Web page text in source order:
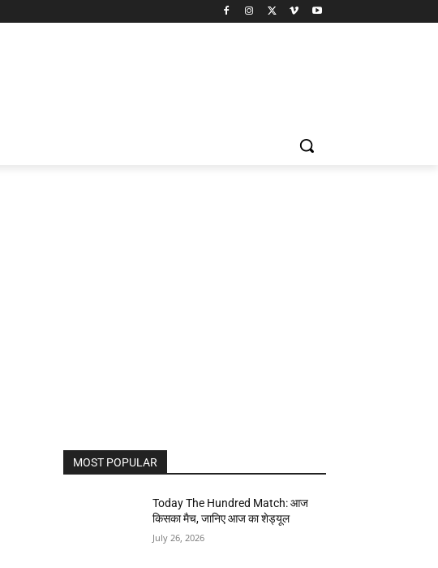
MOST POPULAR
Today The Hundred Match: आज
किसका मैच, जानिए आज का शेड्यूल
July 26, 2026